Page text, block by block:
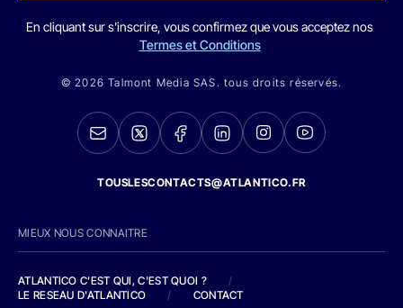
En cliquant sur s'inscrire, vous confirmez que vous acceptez nos
Termes et Conditions
© 2026 Talmont Media SAS. tous droits réservés.
TOUSLESCONTACTS@ATLANTICO.FR
MIEUX NOUS CONNAITRE
ATLANTICO C'EST QUI, C'EST QUOI ?
/
LE RESEAU D'ATLANTICO
/ CONTACT